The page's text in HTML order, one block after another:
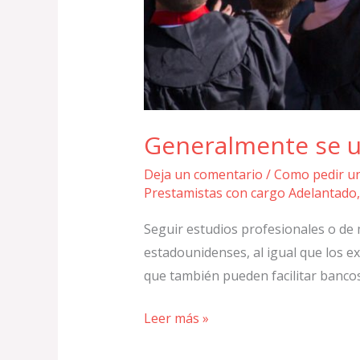
Generalmente se
Deja un comentario /Como pedir
Prestamistas con cargo Adelantado,
Seguir estudios profesionales o de
estadounidenses, al igual que los
que también pueden facilitar
Leer más »